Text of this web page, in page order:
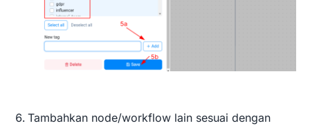
Tambahkan node/workflow lain sesuai dengan